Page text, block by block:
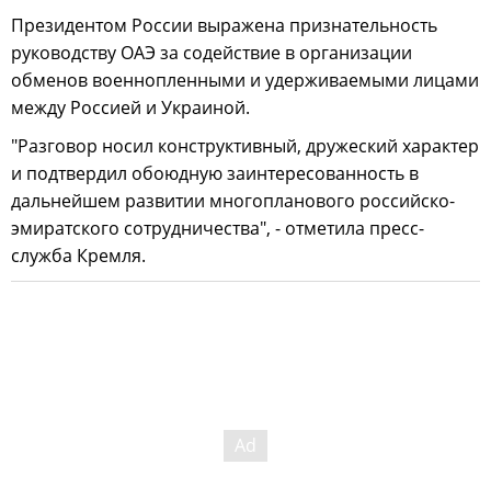
Президентом России выражена признательность
руководству ОАЭ за содействие в организации
обменов военнопленными и удерживаемыми лицами
между Россией и Украиной.
"Разговор носил конструктивный, дружеский характер
и подтвердил обоюдную заинтересованность в
дальнейшем развитии многопланового российско-
эмиратского сотрудничества", - отметила пресс-
служба Кремля.